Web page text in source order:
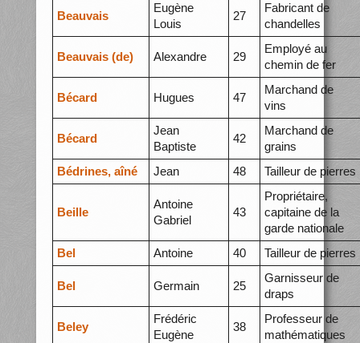
Beauvais
Eugène
Louis
27
Fabricant de
chandelles
Beauvais (de) Alexandre 29
Employé au
chemin de fer
Bécard Hugues 47
Marchand de
vins
Bécard
Jean
Baptiste
42
Marchand de
grains
Bédrines, aîné
Jean 48 Tailleur de pierres
Beille
Antoine
Gabriel
43
Propriétaire,
capitaine de la
garde nationale
Bel
Antoine 40 Tailleur de pierres
Bel Germain 25
Garnisseur de
draps
Beley
Frédéric
Eugène
38
Professeur de
mathématiques